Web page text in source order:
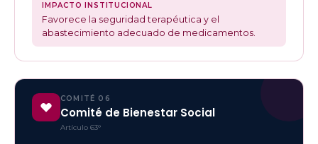
IMPACTO INSTITUCIONAL
Favorece la seguridad terapéutica y el
abastecimiento adecuado de medicamentos.
COMITÉ 06
Comité de Bienestar Social
Artículo 63°